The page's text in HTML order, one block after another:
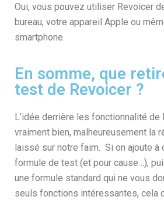
Oui, vous pouvez utiliser Revoicer
bureau, votre appareil Apple ou
smartphone.
En somme, que
test de Revoicer ?
L’idée derrière les fonctionnalité de
vraiment bien, malheureusement la
laissé sur notre faim. Si on ajoute à
formule de test (et pour cause…),
une formule standard qui ne vous
seuls fonctions intéressantes, cela